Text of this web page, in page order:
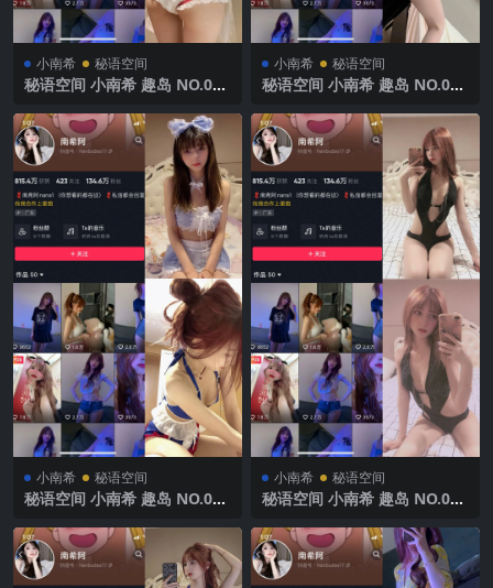
小南希 秘语空间
秘语空间 小南希 趣岛 NO.017
版
小南希 秘语空间
秘语空间 小南希 趣岛 NO.016
小南希 秘语空间
秘语空间 小南希 趣岛 NO.015
小南希 秘语空间
秘语空间 小南希 趣岛 NO.014